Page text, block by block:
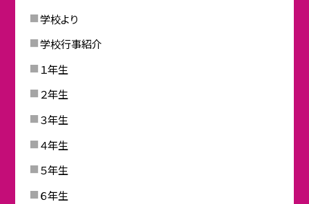
学校より
学校行事紹介
１年生
２年生
３年生
４年生
５年生
６年生